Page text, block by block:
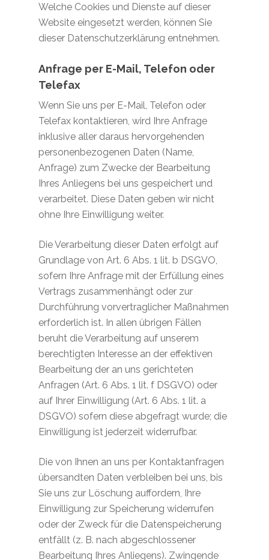
Welche Cookies und Dienste auf dieser
Website eingesetzt werden, können Sie
dieser Datenschutzerklärung entnehmen.
Anfrage per E-Mail, Telefon oder
Telefax
Wenn Sie uns per E-Mail, Telefon oder
Telefax kontaktieren, wird Ihre Anfrage
inklusive aller daraus hervorgehenden
personenbezogenen Daten (Name,
Anfrage) zum Zwecke der Bearbeitung
Ihres Anliegens bei uns gespeichert und
verarbeitet. Diese Daten geben wir nicht
ohne Ihre Einwilligung weiter.
Die Verarbeitung dieser Daten erfolgt auf
Grundlage von Art. 6 Abs. 1 lit. b DSGVO,
sofern Ihre Anfrage mit der Erfüllung eines
Vertrags zusammenhängt oder zur
Durchführung vorvertraglicher Maßnahmen
erforderlich ist. In allen übrigen Fällen
beruht die Verarbeitung auf unserem
berechtigten Interesse an der effektiven
Bearbeitung der an uns gerichteten
Anfragen (Art. 6 Abs. 1 lit. f DSGVO) oder
auf Ihrer Einwilligung (Art. 6 Abs. 1 lit. a
DSGVO) sofern diese abgefragt wurde; die
Einwilligung ist jederzeit widerrufbar.
Die von Ihnen an uns per Kontaktanfragen
übersandten Daten verbleiben bei uns, bis
Sie uns zur Löschung auffordern, Ihre
Einwilligung zur Speicherung widerrufen
oder der Zweck für die Datenspeicherung
entfällt (z. B. nach abgeschlossener
Bearbeitung Ihres Anliegens). Zwingende